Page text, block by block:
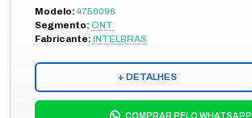
Modelo: 4750096
Segmento: ONT
Fabricante: INTELBRAS
+ DETALHES
COMPRAR PELO WHATSAPP